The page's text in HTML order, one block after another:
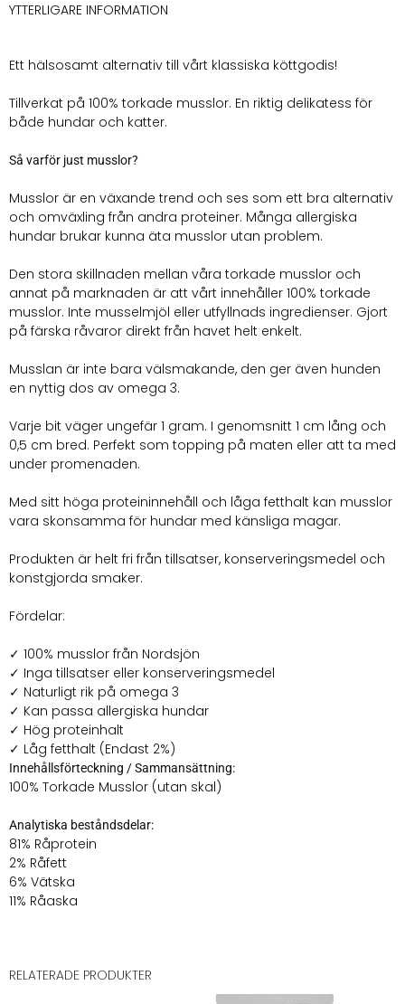
YTTERLIGARE INFORMATION
Ett hälsosamt alternativ till vårt klassiska köttgodis!
Tillverkat på 100% torkade musslor. En riktig delikatess för
både hundar och katter.
Så varför just musslor?
Musslor är en växande trend och ses som ett bra alternativ
och omväxling från andra proteiner. Många allergiska
hundar brukar kunna äta musslor utan problem.
Den stora skillnaden mellan våra torkade musslor och
annat på marknaden är att vårt innehåller 100% torkade
musslor. Inte musselmjöl eller utfyllnads ingredienser. Gjort
på färska råvaror direkt från havet helt enkelt.
Musslan är inte bara välsmakande, den ger även hunden
en nyttig dos av omega 3.
Varje bit väger ungefär 1 gram. I genomsnitt 1 cm lång och
0,5 cm bred. Perfekt som topping på maten eller att ta med
under promenaden.
Med sitt höga proteininnehåll och låga fetthalt kan musslor
vara skonsamma för hundar med känsliga magar.
Produkten är helt fri från tillsatser, konserveringsmedel och
konstgjorda smaker.
Fördelar:
✓ 100% musslor från Nordsjön
✓ Inga tillsatser eller konserveringsmedel
✓ Naturligt rik på omega 3
✓ Kan passa allergiska hundar
✓ Hög proteinhalt
✓ Låg fetthalt (Endast 2%)
Innehållsförteckning / Sammansättning:
100% Torkade Musslor (utan skal)
Analytiska beståndsdelar:
81% Råprotein
2% Råfett
6% Vätska
11% Råaska
RELATERADE PRODUKTER